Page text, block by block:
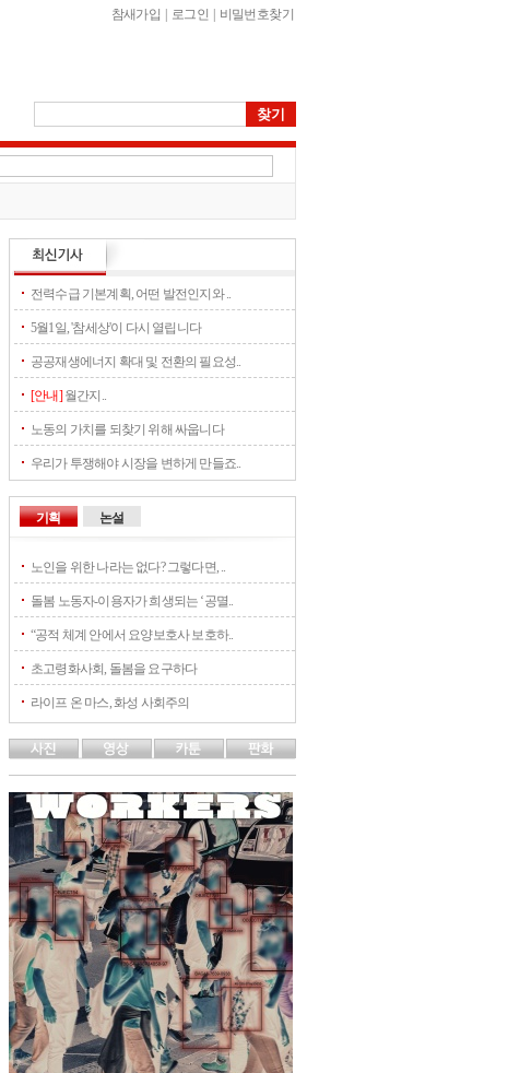
참새가입 로그인 비밀번호찾기
전력수급 기본계획, 어떤 발전인지와 ..
5월1일, '참세상'이 다시 열립니다
공공재생에너지 확대 및 전환의 필요성..
[안내]월간지..
노동의 가치를 되찾기 위해 싸웁니다
우리가 투쟁해야 시장을 변하게 만들죠..
기획
노인을 위한 나라는 없다? 그렇다면, ..
돌봄 노동자-이용자가 희생되는 ‘공멸..
“공적 체계 안에서 요양보호사 보호하..
초고령화사회, 돌봄을 요구하다
라이프 온 마스, 화성 사회주의
논설